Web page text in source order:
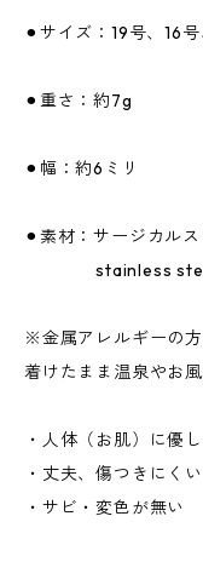
⚫︎サイズ：19号、16
⚫︎重さ：約7g
⚫︎幅：約6ミリ
⚫︎素材：サージカル
stainless
※金属アレルギーの
着けたまま温泉やお
・人体（お肌）に優
・丈夫、傷つきにくい
・サビ・変色が無い